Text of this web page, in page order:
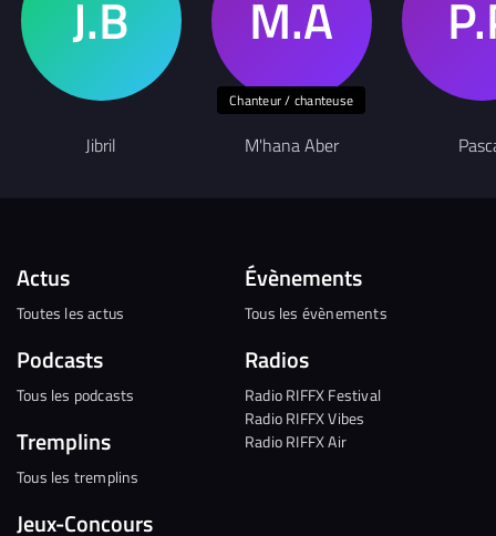
Jibril
Chanteur / chanteuse
M'hana Aber
Actus
Toutes les actus
Podcasts
Tous les podcasts
Tremplins
Tous les tremplins
Jeux-Concours
Évènements
Tous les évènements
Radios
Radio RIFFX Festival
Radio RIFFX Vibes
Radio RIFFX Air